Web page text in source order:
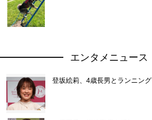
エンタメニュース
登坂絵莉、4歳長男とランニング